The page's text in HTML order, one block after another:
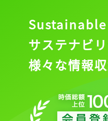
Sustainable
サステナビ
様々な情報